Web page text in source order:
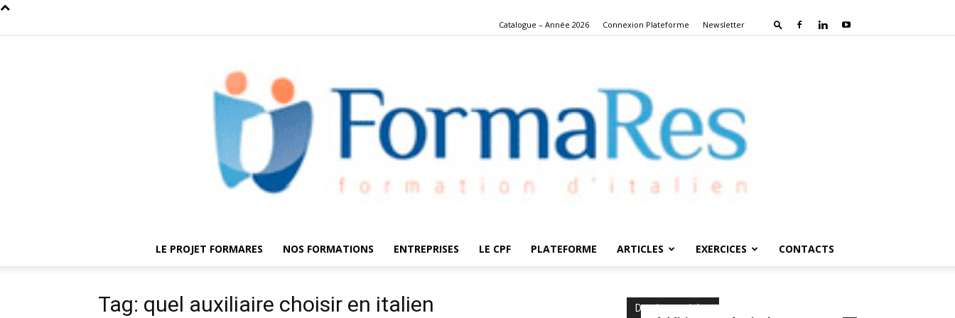
Catalogue – Année 2026 Connexion Plateforme Newsletter
LE PROJET FORMARES NOS FORMATIONS ENTREPRISES LE CPF PLATEFORME ARTICLES EXERCICES CONTACTS
Tag: quel auxiliaire choisir en italien Derniers articles